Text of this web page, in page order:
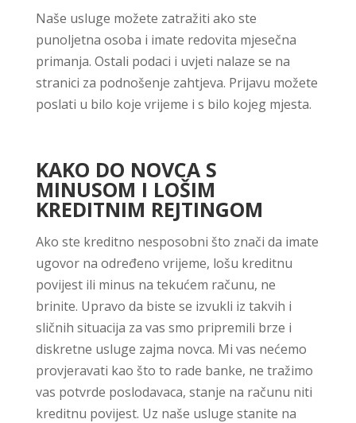
Naše usluge možete zatražiti ako ste
punoljetna osoba i imate redovita mjesečna
primanja. Ostali podaci i uvjeti nalaze se na
stranici za podnošenje zahtjeva. Prijavu možete
poslati u bilo koje vrijeme i s bilo kojeg mjesta.
KAKO DO NOVCA S
MINUSOM I LOŠIM
KREDITNIM REJTINGOM
Ako ste kreditno nesposobni što znači da imate
ugovor na određeno vrijeme, lošu kreditnu
povijest ili minus na tekućem računu, ne
brinite. Upravo da biste se izvukli iz takvih i
sličnih situacija za vas smo pripremili brze i
diskretne usluge zajma novca. Mi vas nećemo
provjeravati kao što to rade banke, ne tražimo
vas potvrde poslodavaca, stanje na računu niti
kreditnu povijest. Uz naše usluge stanite na